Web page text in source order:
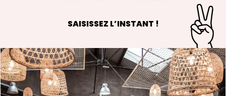
SAISISSEZ L’INSTANT !